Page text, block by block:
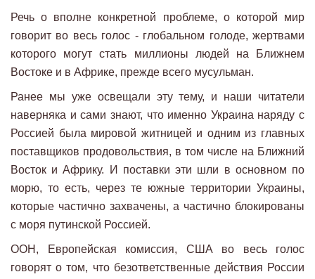
Речь о вполне конкретной проблеме, о которой мир
говорит во весь голос - глобальном голоде, жертвами
которого могут стать миллионы людей на Ближнем
Востоке и в Африке, прежде всего мусульман.
Ранее мы уже освещали эту тему, и наши читатели
наверняка и сами знают, что именно Украина наряду с
Россией была мировой житницей и одним из главных
поставщиков продовольствия, в том числе на Ближний
Восток и Африку. И поставки эти шли в основном по
морю, то есть, через те южные территории Украины,
которые частично захвачены, а частично блокированы
с моря путинской Россией.
ООН, Европейская комиссия, США во весь голос
говорят о том, что безответственные действия России